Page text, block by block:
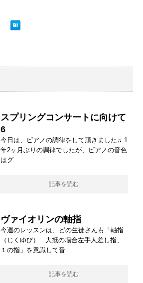
スプリングコンサートに向けて
6
今日は、ピアノの調律をして頂きました♫ 1
年2ヶ月ぶりの調律でしたが、ピアノの音色
はグ
記事を読む
ヴァイオリンの軸指
今週のレッスンは、どの生徒さんも「軸指
（じくゆび）...大抵の場合左手人差し指、
１の指」を意識して音
記事を読む